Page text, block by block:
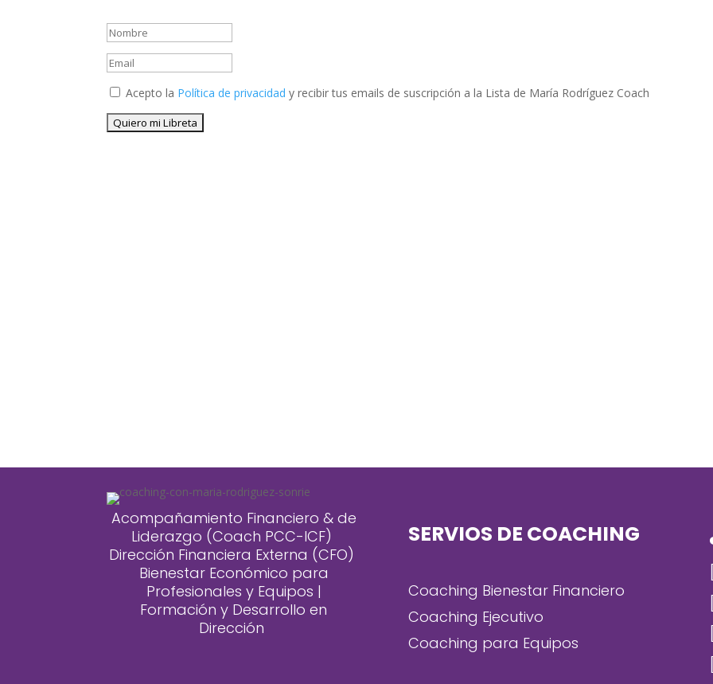
Acepto la Política de privacidad y recibir tus emails de suscripción a la Lista de María Rodríguez Coach
Acompañamiento Financiero & de
Liderazgo (Coach PCC-ICF)
Dirección Financiera Externa (CFO)
Bienestar Económico para
Profesionales y Equipos |
Formación y Desarrollo en
Dirección
SERVIOS DE COACHING
Coaching Bienestar Financiero
Coaching Ejecutivo
Coaching para Equipos